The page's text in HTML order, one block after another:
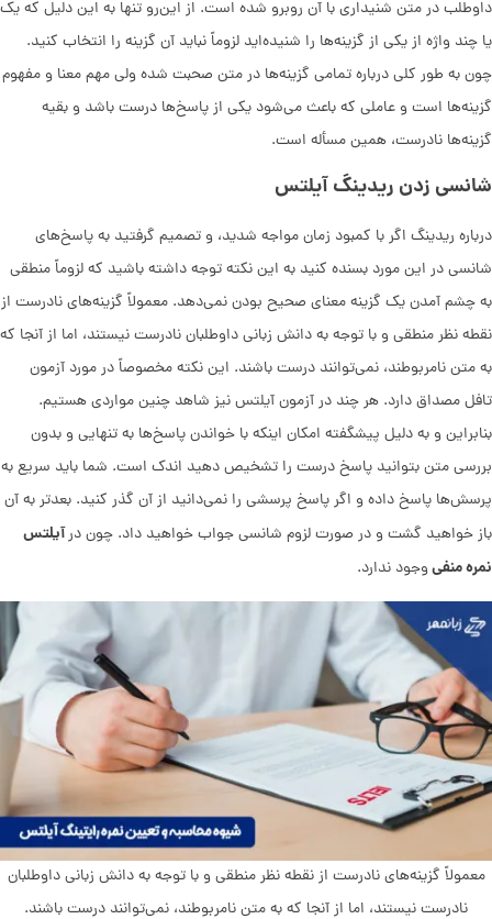
داوطلب در متن شنیداری با آن روبرو شده است. از این‌رو تنها به این دلیل که یک
یا چند واژه از یکی از گزینه‌ها را شنیده‌اید لزوماً نباید آن گزینه را انتخاب کنید.
چون به طور کلی درباره تمامی گزینه‌ها در متن صحبت شده ولی مهم معنا و مفهوم
گزینه‌ها است و عاملی که باعث می‌شود یکی از پاسخ‌ها درست باشد و بقیه
گزینه‌ها نادرست، همین مسأله است.
شانسی زدن ریدینگ آیلتس
درباره ریدینگ اگر با کمبود زمان مواجه شدید، و تصمیم گرفتید به پاسخ‌های
شانسی در این مورد بسنده کنید به این نکته توجه داشته باشید که لزوماً منطقی
به چشم آمدن یک گزینه معنای صحیح بودن نمی‌دهد. معمولاً گزینه‌های نادرست از
نقطه نظر منطقی و با توجه به دانش زبانی داوطلبان نادرست نیستند، اما از آنجا که
به متن نامربوطند، نمی‌توانند درست باشند. این نکته مخصوصاً در مورد آزمون
تافل مصداق دارد. هر چند در آزمون آیلتس نیز شاهد چنین مواردی هستیم.
بنابراین و به دلیل پیشگفته امکان اینکه با خواندن پاسخ‌ها به تنهایی و بدون
بررسی متن بتوانید پاسخ درست را تشخیص دهید اندک است. شما باید سریع به
پرسش‌ها پاسخ داده و اگر پاسخ پرسشی را نمی‌دانید از آن گذر کنید. بعدتر به آن
باز خواهید گشت و در صورت لزوم شانسی جواب خواهید داد. چون درآیلتس
نمره منفیوجود ندارد.
معمولاً گزینه‌های نادرست از نقطه نظر منطقی و با توجه به دانش زبانی داوطلبان
نادرست نیستند، اما از آنجا که به متن نامربوطند، نمی‌توانند درست باشند.